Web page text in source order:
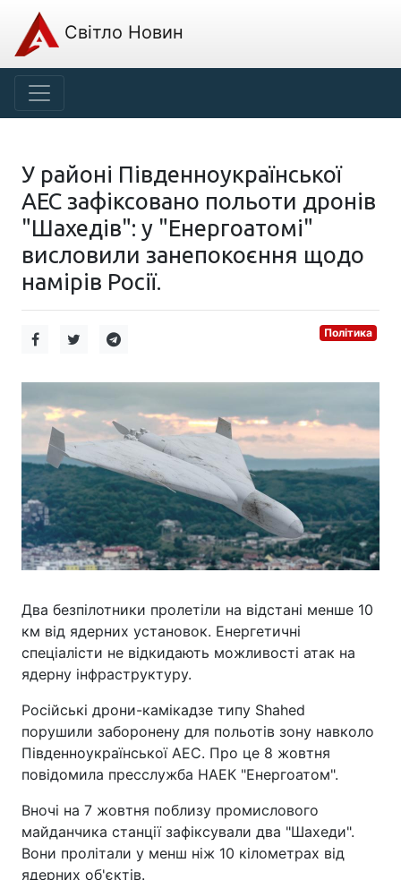
Світло Новин
У районі Південноукраїнської
АЕС зафіксовано польоти дронів
"Шахедів": у "Енергоатомі"
висловили занепокоєння щодо
намірів Росії.
Політика
Два безпілотники пролетіли на відстані менше 10
км від ядерних установок. Енергетичні
спеціалісти не відкидають можливості атак на
ядерну інфраструктуру.
Російські дрони-камікадзе типу Shahed
порушили заборонену для польотів зону навколо
Південноукраїнської АЕС. Про це 8 жовтня
повідомила пресслужба НАЕК "Енергоатом".
Вночі на 7 жовтня поблизу промислового
майданчика станції зафіксували два "Шахеди".
Вони пролітали у менш ніж 10 кілометрах від
ядерних об'єктів.